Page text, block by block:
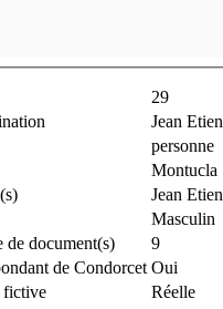
29
Jean
personne
Montucla
Jean
Masculin
de document(s)
9
de Condorcet Oui
fictive
Réelle